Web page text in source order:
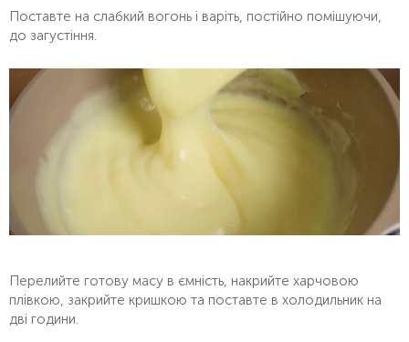
Поставте на слабкий вогонь і варіть, постійно помішуючи,
до загустіння.
Перелийте готову масу в ємність, накрийте харчовою
плівкою, закрийте кришкою та поставте в холодильник на
дві години.